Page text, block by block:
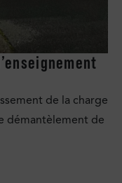
de la charge
démantèlement de